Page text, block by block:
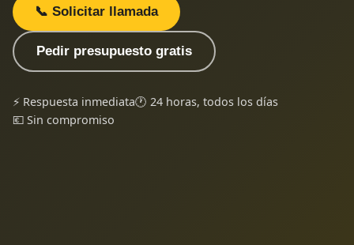
📞 Solicitar llamada
Pedir presupuesto gratis
⚡ Respuesta inmediata🕐 24 horas, todos los días
💶 Sin compromiso